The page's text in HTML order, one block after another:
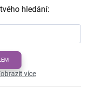
hledání:
více